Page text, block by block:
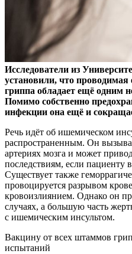
Исследователи из
установили, что
гриппа обладает ещё одним
Помимо собственно
инфекции она ещё и
Речь идёт об ишемическом
распространенным. Он
артериях мозга и может
последствиям, если пациенту
Существует также
провоцируется разрывом
кровоизлиянием. Однако он
случаях, а большую часть
с ишемическим инсультом.
Вакцину от всех штаммов
испытаний